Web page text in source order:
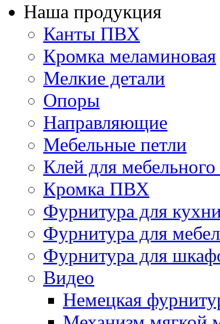
Наша продукция
Канты ПВХ
Кромка меламиновая
Мелкие детали
Опоры
Направляющие
Мебельные петли
Клей для мебельного
Кромка ПВХ
Фурнитура для
Фурнитура для
Фурнитура для
Видео
Немецкая